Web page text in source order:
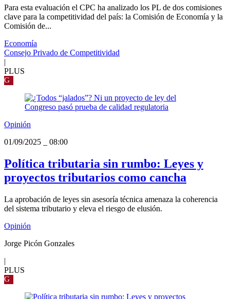
Para esta evaluación el CPC ha analizado los PL de dos comisiones
clave para la competitividad del país: la Comisión de Economía y la
Comisión de...
Economía
Consejo Privado de Competitividad
PLUS
G
Opinión
01/09/2025
08:00
Política tributaria sin rumbo: Leyes y
proyectos tributarios como cancha
La aprobación de leyes sin asesoría técnica amenaza la coherencia
del sistema tributario y eleva el riesgo de elusión.
Opinión
Jorge Picón Gonzales
|
PLUS
G